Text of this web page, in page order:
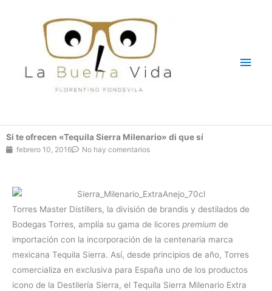
Si te ofrecen «Tequila Sierra Milenario» di que sí
febrero 10, 2016 No hay comentarios
Torres Master Distillers, la división de brandis y destilados de
Bodegas Torres, amplía su gama de licores premium de
importación con la incorporación de la centenaria marca
mexicana Tequila Sierra. Así, desde principios de año, Torres
comercializa en exclusiva para España uno de los productos
icono de la Destilería Sierra, el Tequila Sierra Milenario Extra